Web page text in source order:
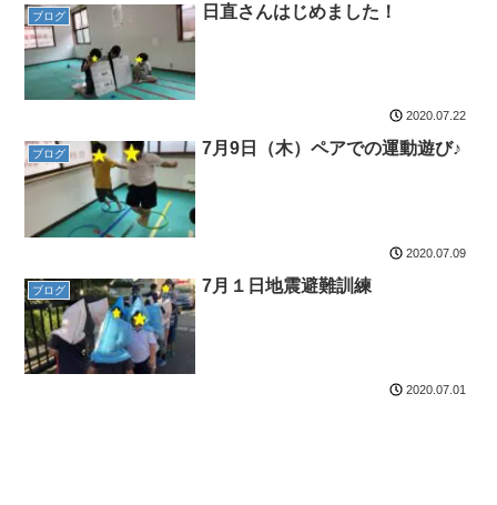
ブログ 日直さんはじめました！
2020.07.22
ブログ 7月9日（木）ペアでの運動遊び♪
2020.07.09
ブログ 7月１日地震避難訓練
2020.07.01